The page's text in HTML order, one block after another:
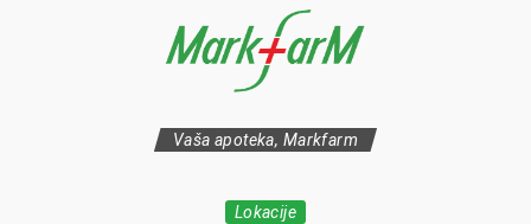
Vaša apoteka, Markfarm
Lokacije